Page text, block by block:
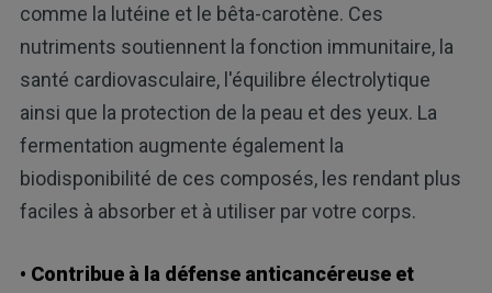
comme la lutéine et le bêta-carotène. Ces
nutriments soutiennent la fonction immunitaire, la
santé cardiovasculaire, l'équilibre électrolytique
ainsi que la protection de la peau et des yeux. La
fermentation augmente également la
biodisponibilité de ces composés, les rendant plus
faciles à absorber et à utiliser par votre corps.
• Contribue à la défense anticancéreuse et